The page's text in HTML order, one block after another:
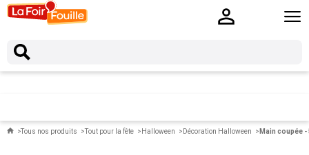
Tous nos produits Tout pour la fête Halloween Décoration Halloween Main coupée